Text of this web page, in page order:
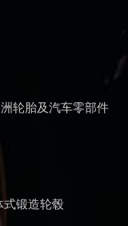
轮胎及汽车零部件
式锻造轮毂